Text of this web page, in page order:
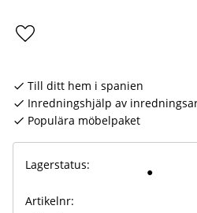
Lägg till i favoriter
Till ditt hem i spanien
Inredningshjälp av
Populära möbelpaket
Lagerstatus
Artikelnr